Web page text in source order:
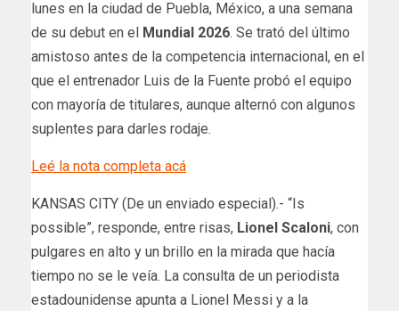
lunes en la ciudad de Puebla, México, a una semana
de su debut en el Mundial 2026. Se trató del último
amistoso antes de la competencia internacional, en el
que el entrenador Luis de la Fuente probó el equipo
con mayoría de titulares, aunque alternó con algunos
suplentes para darles rodaje.
Leé la nota completa acá
KANSAS CITY (De un enviado especial).- “Is
possible”, responde, entre risas, Lionel Scaloni, con
pulgares en alto y un brillo en la mirada que hacía
tiempo no se le veía. La consulta de un periodista
estadounidense apunta a Lionel Messi y a la